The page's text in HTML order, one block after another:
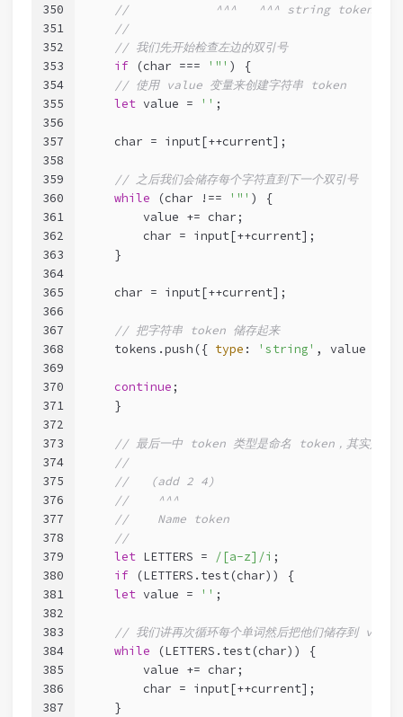
350
351
352
353
354
355
356
357
358
359
360
361
362
363
364
365
366
367
368
369
370
371
372
373
374
375
376
377
378
379
380
381
382
383
384
385
386
387
//            ^^^   ^^^ string tokens
//
// 我们先开始检查左边的双引号
if (char === '"' ) {
// 使用 value 变量来创建字符串 token
let value = '' ;
    char = input[++current];
// 之后我们会储存每个字符直到下一个双引号
while (char !== '"' ) {
        value += char;
        char = input[++current];
    }
    char = input[++current];
// 把字符串 token 储存起来
    tokens.push({
type : 'string' , value });
continue ;
    }
// 最后一中 token 类型是命名 token，其实是作
//
//   (add 2 4)
//    ^^^
//    Name token
//
let LETTERS = /[a-z]/i ;
if (LETTERS.test(char)) {
let value = '' ;
// 我们讲再次循环每个单词然后把他们储存到
while (LETTERS.test(char)) {
        value += char;
        char = input[++current];
    }